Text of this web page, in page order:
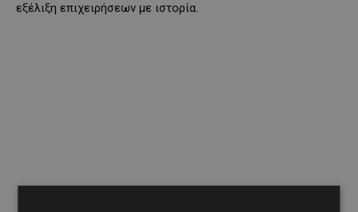
εξέλιξη επιχειρήσεων με ιστορία.